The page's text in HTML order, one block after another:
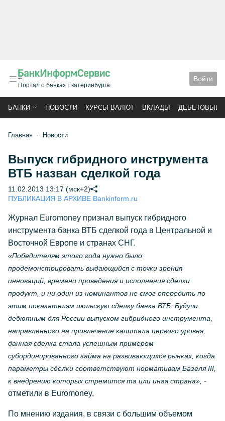
Портал о банках Екатеринбурга
Войти
БАНКИ НОВОСТИ КУРСЫ ВАЛЮТ ВКЛАДЫ ДЕБЕТОВЫЕ
Главная Новости
Выпуск гибридного инструмента
ВТБ назван сделкой года
11.02.2013 13:17 (мск+2)
ПУБЛИКАЦИЯ В АРХИВЕ Bankinform.ru
Журнал Euromoney признал выпуск гибридного
инструмента банка ВТБ сделкой года в Центральной и
Восточной Европе и странах СНГ.
«Победителям этого года нужно было
продемонстрировать выдающийся с точки зрения
инноваций, времени проведения и исполнения сделки
продукт, и ни один из номинантов не смог опередить по
этим показателям июльскую сделку банка ВТБ. Будучи
дебютным для России выпуском гибридного инструмента,
направленного на привлечение капитала первого уровня,
данная сделка стала успешным примером
субординированного займа на развивающихся рынках, когда
параметры сделки соответствуют нормативам Базеля III,
к внедрению которых стремится та или иная страна», -
отметили в Euromoney.
По мнению издания, в связи с большим объемом